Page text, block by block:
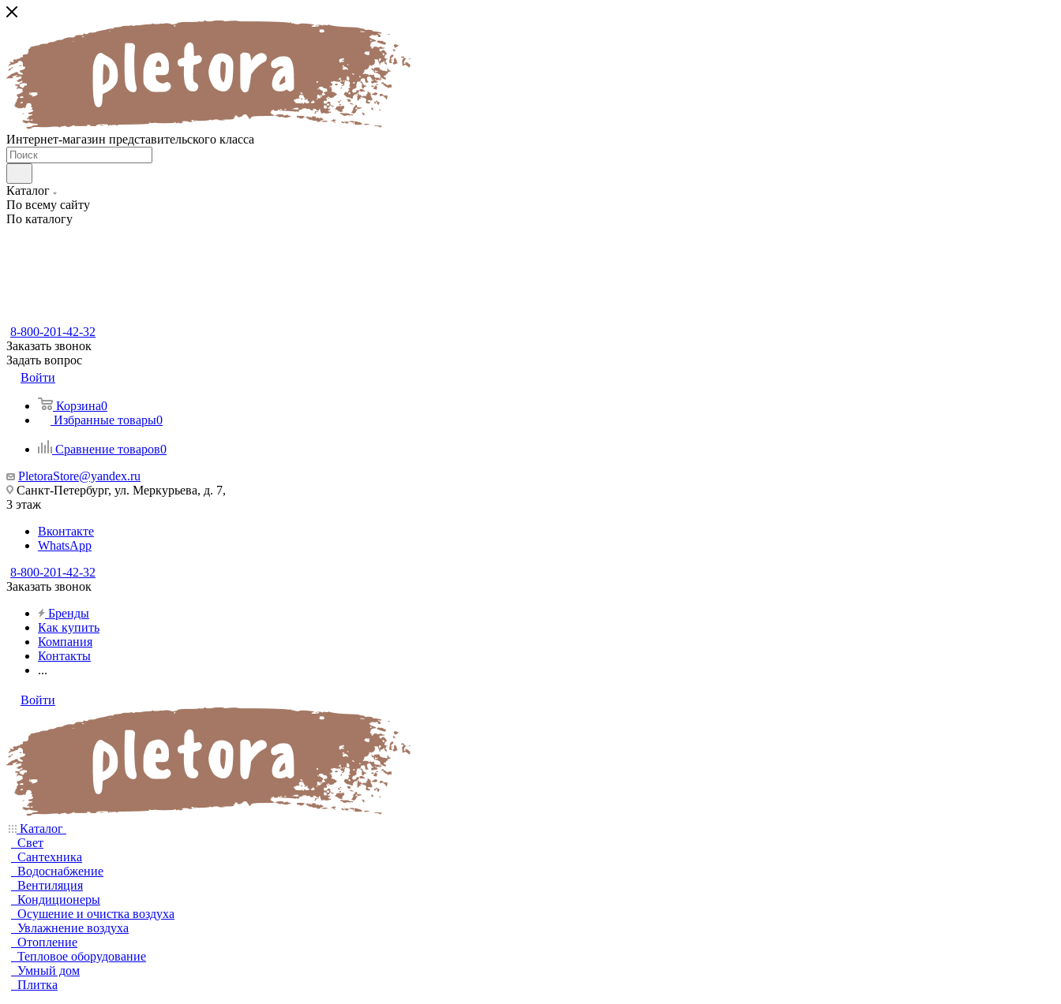
Интернет-магазин представительского класса
Каталог
По всему сайту
По каталогу
8-800-201-42-32
Заказать звонок
Задать вопрос
Войти
Корзина0
Избранные товары0
Сравнение товаров0
PletoraStore@yandex.ru
Санкт-Петербург, ул. Меркурьева, д. 7,
3 этаж
Вконтакте
WhatsApp
8-800-201-42-32
Заказать звонок
Бренды
Как купить
Компания
Контакты
...
Войти
Каталог
Свет
Сантехника
Водоснабжение
Вентиляция
Кондиционеры
Осушение и очистка воздуха
Увлажнение воздуха
Отопление
Тепловое оборудование
Умный дом
Плитка